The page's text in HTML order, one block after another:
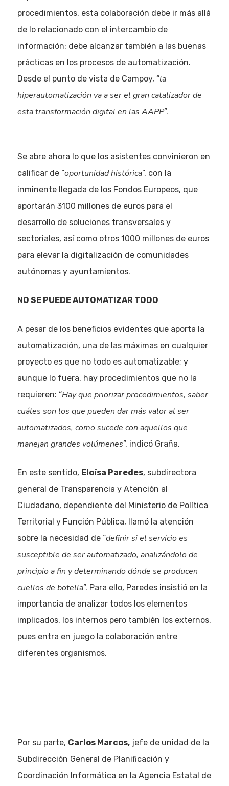
procedimientos, esta colaboración debe ir más allá
de lo relacionado con el intercambio de
información: debe alcanzar también a las buenas
prácticas en los procesos de automatización.
Desde el punto de vista de Campoy, “la
hiperautomatización va a ser el gran catalizador de
esta transformación digital en las AAPP”.
Se abre ahora lo que los asistentes convinieron en
calificar de “oportunidad histórica”, con la
inminente llegada de los Fondos Europeos, que
aportarán 3100 millones de euros para el
desarrollo de soluciones transversales y
sectoriales, así como otros 1000 millones de euros
para elevar la digitalización de comunidades
autónomas y ayuntamientos.
NO SE PUEDE AUTOMATIZAR TODO
A pesar de los beneficios evidentes que aporta la
automatización, una de las máximas en cualquier
proyecto es que no todo es automatizable; y
aunque lo fuera, hay procedimientos que no la
requieren: “Hay que priorizar procedimientos, saber
cuáles son los que pueden dar más valor al ser
automatizados, como sucede con aquellos que
manejan grandes volúmenes”, indicó Graña.
En este sentido, Eloísa Paredes, subdirectora
general de Transparencia y Atención al
Ciudadano, dependiente del Ministerio de Política
Territorial y Función Pública, llamó la atención
sobre la necesidad de “definir si el servicio es
susceptible de ser automatizado, analizándolo de
principio a fin y determinando dónde se producen
cuellos de botella”. Para ello, Paredes insistió en la
importancia de analizar todos los elementos
implicados, los internos pero también los externos,
pues entra en juego la colaboración entre
diferentes organismos.
Por su parte, Carlos Marcos,jefe de unidad de la
Subdirección General de Planificación y
Coordinación Informática en la Agencia Estatal de